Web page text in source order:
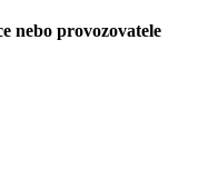
nebo provozovatele